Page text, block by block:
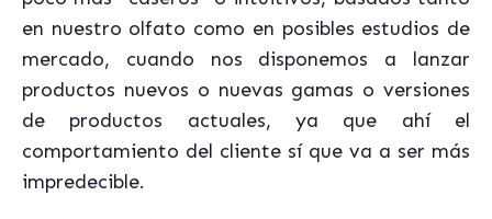
en nuestro olfato como en posibles estudios de
mercado, cuando nos disponemos a lanzar
productos nuevos o nuevas gamas o versiones
de productos actuales, ya que ahí el
comportamiento del cliente sí que va a ser más
impredecible.